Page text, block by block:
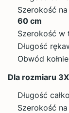
Szerokość
60 cm
Szerokość w
Długość
Obwód
Dla rozmiaru
Długość
Szerokość